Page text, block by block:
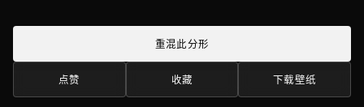
重混此分形
点赞 收藏 下载壁纸